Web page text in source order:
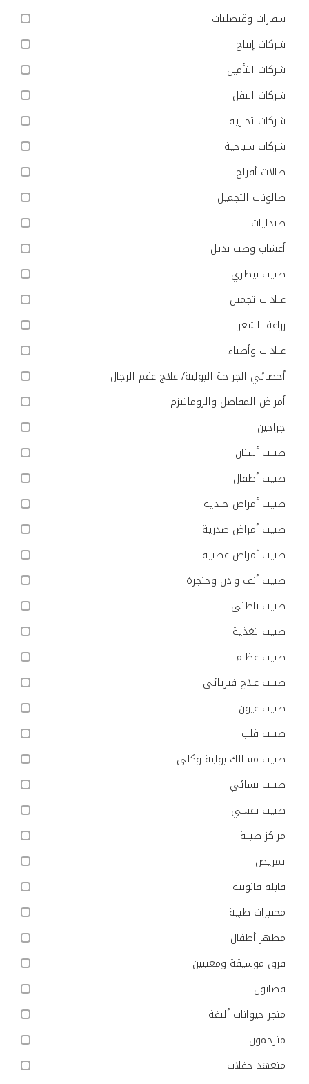
سفارات وقنصليات
شركات إنتاج
شركات التأمين
شركات النقل
شركات تجارية
شركات سياحية
صالات أفراح
صالونات التجميل
صيدليات
أعشاب وطب بديل
طبيب بيطري
عيادات تجميل
زراعة الشعر
عيادات وأطباء
أخصائي الجراحة البولية/ علاج عقم الرجال
أمراض المفاصل والروماتيزم
جراحين
طبيب أسنان
طبيب أطفال
طبيب أمراض جلدية
طبيب أمراض صدرية
طبيب أمراض عصبية
طبيب أنف واذن وحنجرة
طبيب باطني
طبيب تغذية
طبيب عظام
طبيب علاج فيزيائي
طبيب عيون
طبيب قلب
طبيب مسالك بولية وكلى
طبيب نسائي
طبيب نفسي
مراكز طبية
تمريض
قابله قانونيه
مختبرات طبية
مطهر أطفال
فرق موسيقة ومغنيين
قصابون
متجر حيوانات أليفة
مترجمون
متعهد حفلات